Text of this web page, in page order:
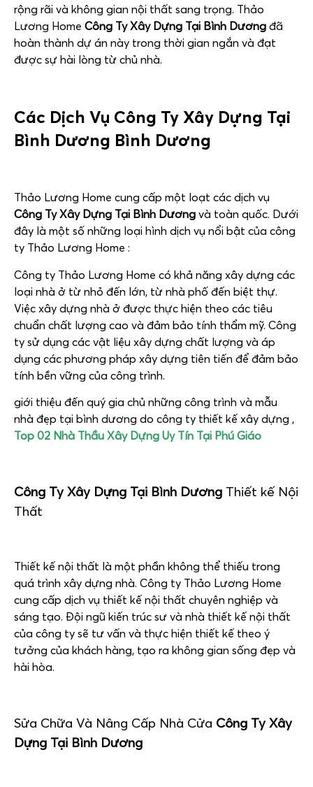
rộng rãi và không gian nội thất sang trọng. Thảo
Lương Home Công Ty Xây Dựng Tại Bình Dương đã
hoàn thành dự án này trong thời gian ngắn và đạt
được sự hài lòng từ chủ nhà.
Các Dịch Vụ Công Ty Xây Dựng Tại
Bình Dương Bình Dương
Thảo Lương Home cung cấp một loạt các dịch vụ
Công Ty Xây Dựng Tại Bình Dương và toàn quốc. Dưới
đây là một số những loại hình dịch vụ nổi bật của công
ty Thảo Lương Home :
Công ty Thảo Lương Home có khả năng xây dựng các
loại nhà ở từ nhỏ đến lớn, từ nhà phố đến biệt thự.
Việc xây dựng nhà ở được thực hiện theo các tiêu
chuẩn chất lượng cao và đảm bảo tính thẩm mỹ. Công
ty sử dụng các vật liệu xây dựng chất lượng và áp
dụng các phương pháp xây dựng tiên tiến để đảm bảo
tính bền vững của công trình.
giới thiệu đến quý gia chủ những công trình và mẫu
nhà đẹp tại bình dương do công ty thiết kế xây dựng ,
Top 02 Nhà Thầu Xây Dựng Uy Tín Tại Phú Giáo
Công Ty Xây Dựng Tại Bình Dương Thiết kế Nội
Thất
Thiết kế nội thất là một phần không thể thiếu trong
quá trình xây dựng nhà. Công ty Thảo Lương Home
cung cấp dịch vụ thiết kế nội thất chuyên nghiệp và
sáng tạo. Đội ngũ kiến trúc sư và nhà thiết kế nội thất
của công ty sẽ tư vấn và thực hiện thiết kế theo ý
tưởng của khách hàng, tạo ra không gian sống đẹp và
hài hòa.
Sửa Chữa Và Nâng Cấp Nhà Cửa Công Ty Xây
Dựng Tại Bình Dương